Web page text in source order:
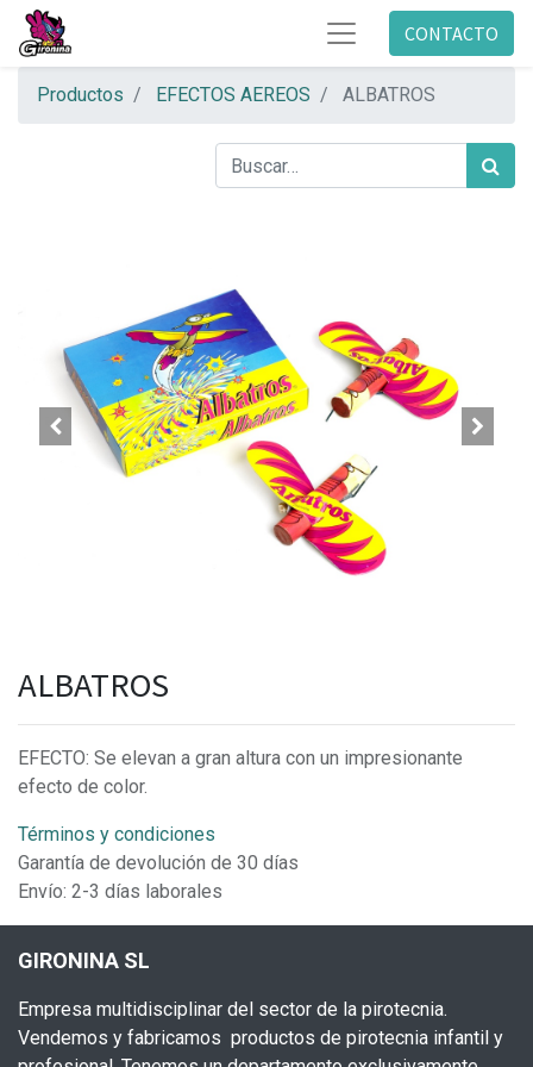
CONTACTO
Productos EFECTOS AEREOS ALBATROS
ALBATROS
EFECTO: Se elevan a gran altura con un impresionante
efecto de color.
Términos y condiciones
Garantía de devolución de 30 días
Envío: 2-3 días laborales
GIRONINA SL
Empresa multidisciplinar del sector de la pirotecnia.
Vendemos y fabricamos productos de pirotecnia infantil y